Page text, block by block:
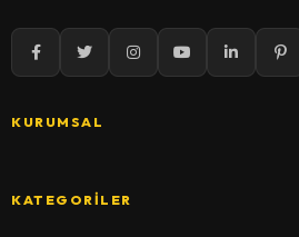
KURUMSAL
KATEGORILER